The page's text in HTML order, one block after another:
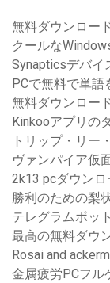
無料ダウンロー
クールな
Synapticsデバイ
PCで無料で単
無料ダウンロー
Kinkooアプリの
トリップ・リー
ヴァンパイア仮
2k13 pcダウンロ
勝利のための梨
テレグラムボッ
最高の無料ダウ
Rosai and
金属疲労PCフル